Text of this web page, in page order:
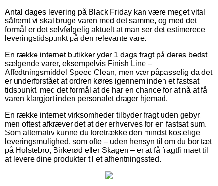
Antal dages levering på Black Friday kan være meget vital
såfremt vi skal bruge varen med det samme, og med det
formål er det selvfølgelig aktuelt at man ser det estimerede
leveringstidspunkt på den relevante vare.
En række internet butikker yder 1 dags fragt på deres bedst
sælgende varer, eksempelvis Finish Line –
Affedtningsmiddel Speed Clean, men vær påpasselig da det
er underforstået at ordren køres igennem inden et fastsat
tidspunkt, med det formål at de har en chance for at nå at få
varen klargjort inden personalet drager hjemad.
En række internet virksomheder tilbyder fragt uden gebyr,
men oftest afkræver det at der erhverves for en fastsat sum.
Som alternativ kunne du foretrække den mindst kostelige
leveringsmulighed, som ofte – uden hensyn til om du bor tæt
på Holstebro, Birkerød eller Skagen – er at få fragtfirmaet til
at levere dine produkter til et afhentningssted.